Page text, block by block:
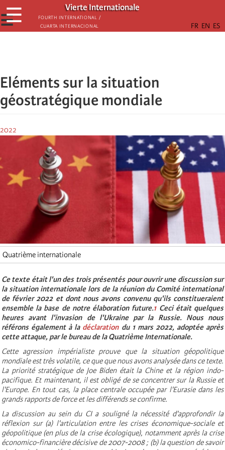
Skip
to
main
Vierte Internationale
Fourth International /
Cuarta Internacional
☰
☰
Eléments sur la situation
géostratégique mondiale
2022
Quatrième internationale
Ce texte était l'un des trois présentés pour ouvrir une discussion sur
la situation internationale lors de la réunion du Comité international
de février 2022 et dont nous avons convenu qu'ils constitueraient
ensemble la base de notre élaboration future.1Ceci était quelques
heures avant l'invasion de l'Ukraine par la Russie. Nous nous
référons également à la déclarationdu 1 mars 2022, adoptée après
cette attaque, par le bureau de la Quatrième Internationale.
Cette agression impérialiste prouve que la situation géopolitique
mondiale est très volatile, ce que que nous avons analysée dans ce texte.
La priorité stratégique de Joe Biden était la Chine et la région indo-
pacifique. Et maintenant, il est obligé de se concentrer sur la Russie et
l'Europe. En tout cas, la place centrale occupée par l'Eurasie dans les
grands rapports de force et les différends se confirme.
La discussion au sein du CI a souligné la nécessité d'approfondir la
réflexion sur (a) l'articulation entre les crises économique-sociale et
géopolitique (en plus de la crise écologique), notamment après la crise
économico-financière décisive de 2007-2008 ; (b) la question de savoir